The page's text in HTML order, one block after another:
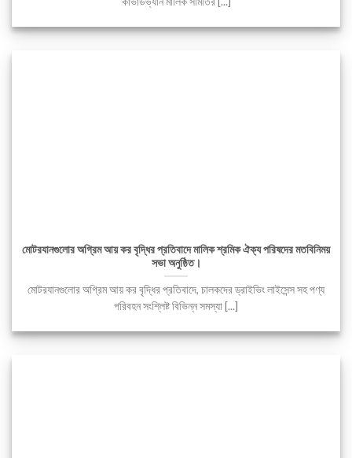
মোটরযানগুলোর অগ্রিম আয় কর বৃদ্ধির প্রতিবাদে মালিক শ্রমিক ঐক্য পরিষদের মতবিনিময়
সভা অনুষ্ঠিত।
মোটরযানগুলোর অগ্রিম আয় কর বৃদ্ধির প্রতিবাদে, চালকদের ড্রাইভিং লাইসেন্স সহ পণ্য
পরিবহন সংশ্লিষ্ট বিভিন্ন সমস্যা [...]